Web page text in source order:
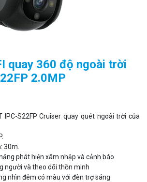
quay 360 độ ngoài trời
2.0MP
IPC-S22FP Cruiser quay quét ngoài trời của
30m.
phát hiện xâm nhập và cảnh báo
người và theo dõi thồn minh
nhìn đêm có màu với đèn trợ sáng